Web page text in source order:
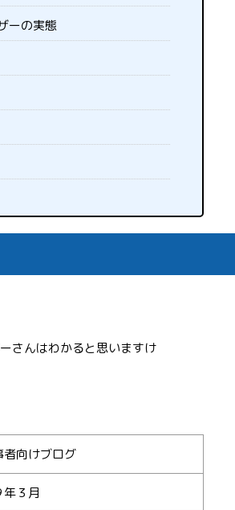
ーの実態
さんはわかると思いますけ
者向けブログ
年３月